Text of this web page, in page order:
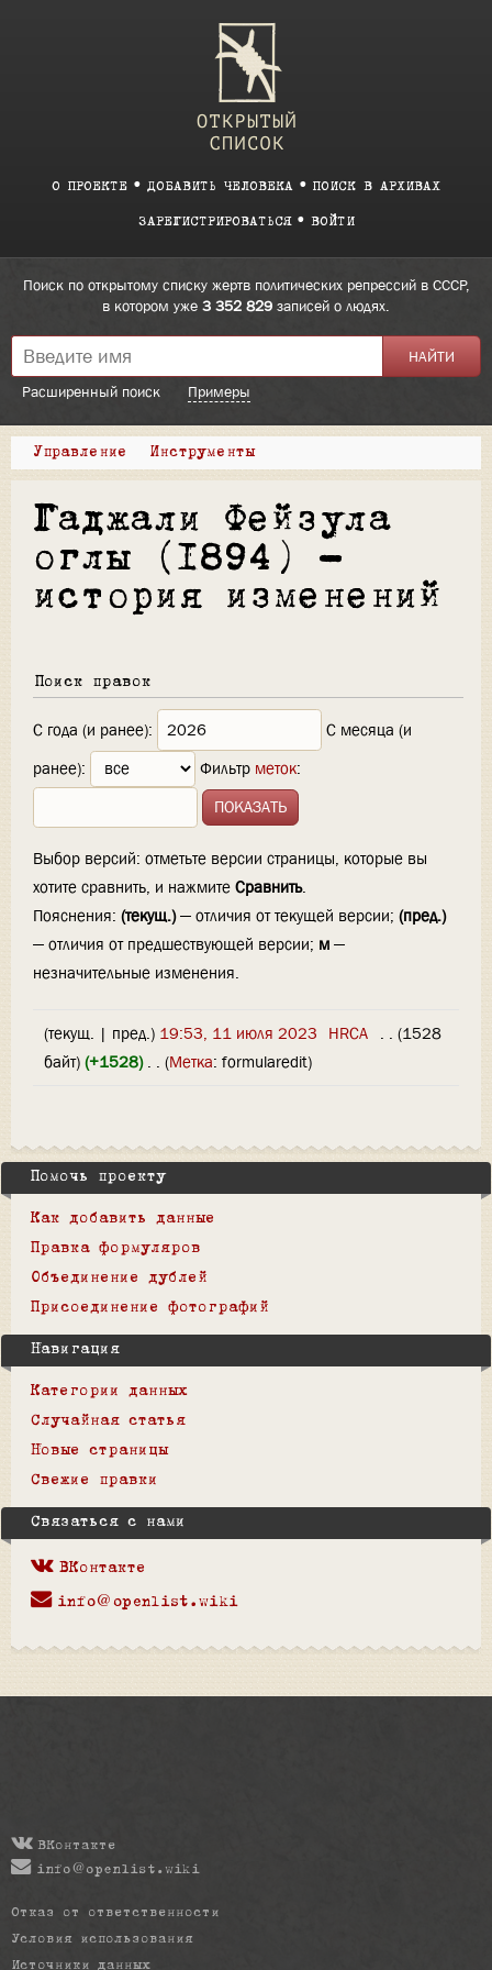
О ПРОЕКТЕ ДОБАВИТЬ ЧЕЛОВЕКА ПОИСК В АРХИВАХ
ЗАРЕГИСТРИРОВАТЬСЯ ВОЙТИ
Поиск по открытому списку жертв политических репрессий в СССР,
в котором уже 3 352 829 записей о людях.
Расширенный поиск Примеры
Управление Инструменты
Гаджали Фейзула
оглы (1894) —
история изменений
Поиск правок
С года (и ранее):
С месяца (и
ранее):
Фильтр меток:
Выбор версий: отметьте версии страницы, которые вы
хотите сравнить, и нажмите Сравнить.
Пояснения: (текущ.)— отличия от текущей версии; (пред.)
— отличия от предшествующей версии; м —
незначительные изменения.
(текущ. | пред.) 19:53, 11 июля 2023 HRCA . . (1528
байт) (+1528)‎ . . (Метка: formularedit)
Помочь проекту
Как добавить данные
Правка формуляров
Объединение дублей
Присоединение фотографий
Навигация
Категории данных
Случайная статья
Новые страницы
Свежие правки
Связаться с нами
ВКонтакте
info@openlist.wiki
ВКонтакте
info@openlist.wiki
Отказ от ответственности
Условия использования
Источники данных